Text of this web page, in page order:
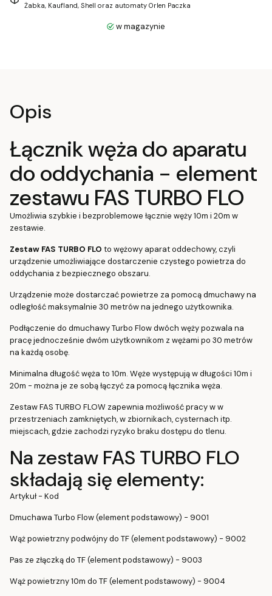
Żabka, Kaufland, Shell oraz automaty Orlen Paczka
w magazynie
Opis
Łącznik węża do aparatu
do oddychania - element
zestawu FAS TURBO FLO
Umożliwia szybkie i bezproblemowe łącznie węży 10m i 20m w
zestawie.
Zestaw FAS TURBO FLO to wężowy aparat oddechowy, czyli
urządzenie umożliwiające dostarczenie czystego powietrza do
oddychania z bezpiecznego obszaru.
Urządzenie może dostarczać powietrze za pomocą dmuchawy na
odległość maksymalnie 30 metrów na jednego użytkownika.
Podłączenie do dmuchawy Turbo Flow dwóch węży pozwala na
pracę jednocześnie dwóm użytkownikom z wężami po 30 metrów
na każdą osobę.
Minimalna długość węża to 10m. Węże występują w długości 10m i
20m - można je ze sobą łączyć za pomocą łącznika węża.
Zestaw FAS TURBO FLOW zapewnia możliwość pracy w w
przestrzeniach zamkniętych, w zbiornikach, cysternach itp.
miejscach, gdzie zachodzi ryzyko braku dostępu do tlenu.
Na zestaw FAS TURBO FLO
składają się elementy:
Artykuł - Kod
Dmuchawa Turbo Flow (element podstawowy) - 9001
Wąż powietrzny podwójny do TF (element podstawowy) - 9002
Pas ze złączką do TF (element podstawowy) - 9003
Wąż powietrzny 10m do TF (element podstawowy) - 9004